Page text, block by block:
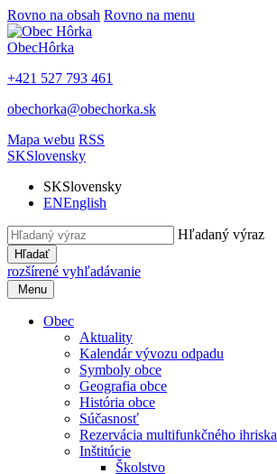
Rovno na obsah Rovno na menu
ObecHôrka
+421 527 793 461
obechorka@obechorka.sk
Mapa webu RSS
SKSlovensky
SKSlovensky
ENEnglish
Hľadaný výraz
Hľadať
rozšírené vyhľadávanie
Menu
Obec
Aktuality
Kalendár vývozu odpadu
Symboly obce
Geografia obce
História obce
Súčasnosť
Rezervácia multifunkčného ihriska
Inštitúcie
Školstvo